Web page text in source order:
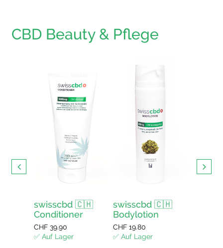
CBD Beauty & Pflege
swisscbd 🇨🇭
Conditioner
CHF 39.90
✅ Auf Lager
swisscbd 🇨🇭
Bodylotion
CHF 19.80
✅ Auf Lager